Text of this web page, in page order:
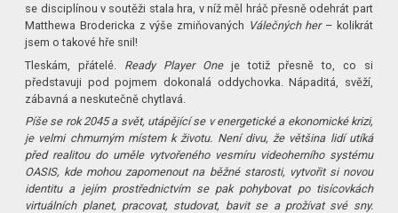
se disciplínou v soutěži stala hra, v níž měl hráč přesně odehrát part
Matthewa Brodericka z výše zmiňovaných Válečných her– kolikrát
jsem o takové hře snil!
Tleskám, přátelé. Ready Player Oneje totiž přesně to, co si
představuji pod pojmem dokonalá oddychovka. Nápaditá, svěží,
zábavná a neskutečně chytlavá.
Píše se rok 2045 a svět, utápějící se v energetické a ekonomické krizi,
je velmi chmurným místem k životu. Není divu, že většina lidí utíká
před realitou do uměle vytvořeného vesmíru videoherního systému
OASIS, kde mohou zapomenout na běžné starosti, vytvořit si novou
identitu a jejím prostřednictvím se pak pohybovat po tisícovkách
virtuálních planet, pracovat, studovat, bavit se a prožívat své sny.